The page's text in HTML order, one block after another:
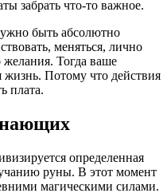
забрать что-то важное.
быть абсолютно
меняться, лично
желания. Тогда ваше
Потому что действия
плата.
определенная
руны. В этот момент
магическими силами.